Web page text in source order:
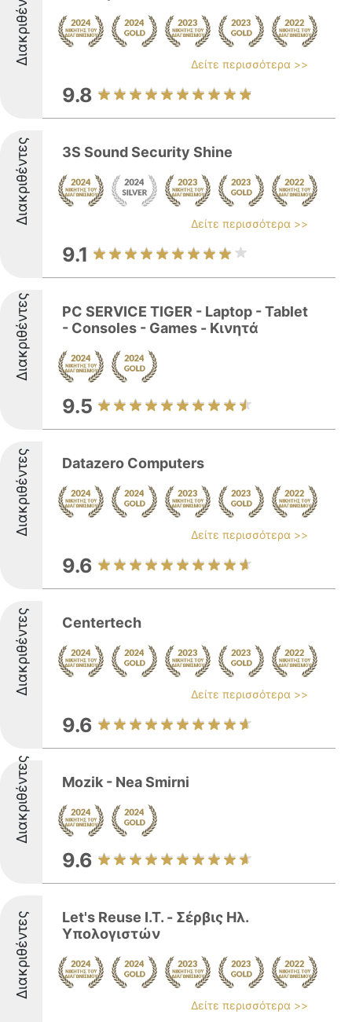
Διακριθέντες Δείτε περισσότερα >>
9.8
Διακριθέντες 3S Sound Security Shine
Δείτε περισσότερα >>
9.1
Διακριθέντες
PC SERVICE TIGER - Laptop - Tablet
- Consoles - Games - Κινητά
9.5
Διακριθέντες Datazero Computers
Δείτε περισσότερα >>
9.6
Διακριθέντες Centertech
Δείτε περισσότερα >>
9.6
Διακριθέντες Mozik - Nea Smirni
9.6
Διακριθέντες
Let's Reuse I.T. - Σέρβις Ηλ.
Υπολογιστών
Δείτε περισσότερα >>